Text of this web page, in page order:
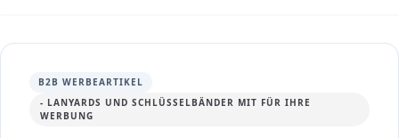
B2B WERBEARTIKEL
- LANYARDS UND SCHLÜSSELBÄNDER MIT FÜR IHRE
WERBUNG